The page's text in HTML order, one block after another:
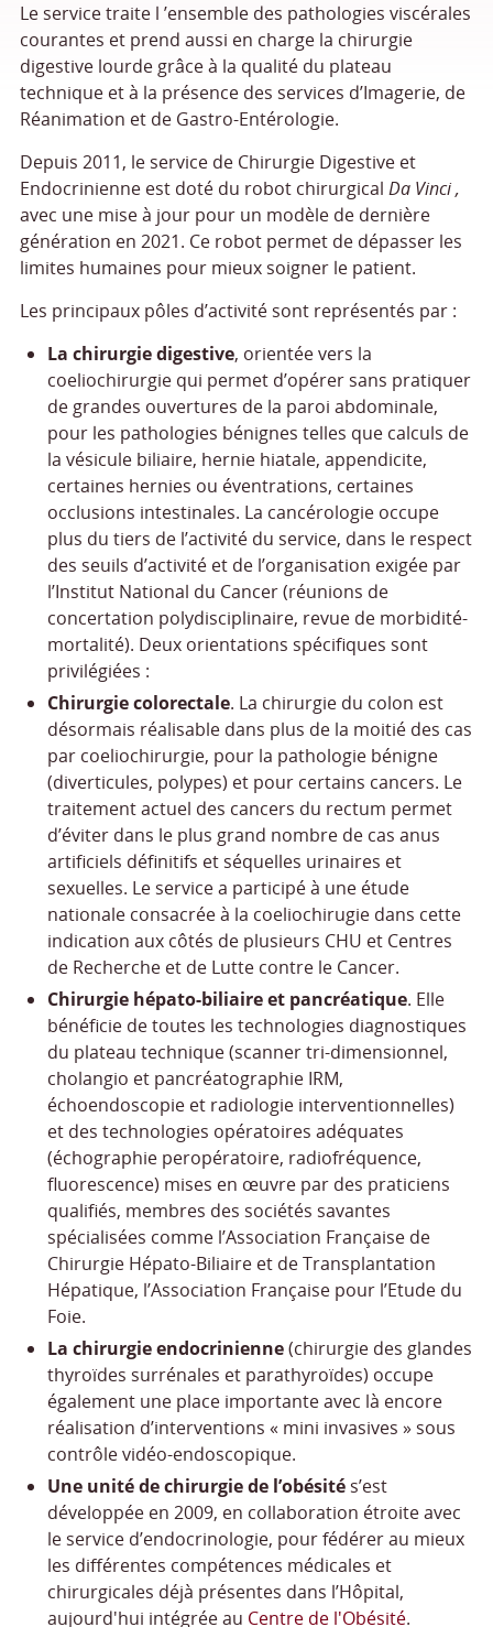
Le service traite l ’ensemble des pathologies viscérales
courantes et prend aussi en charge la chirurgie
digestive lourde grâce à la qualité du plateau
technique et à la présence des services d’Imagerie, de
Réanimation et de Gastro-Entérologie.
Depuis 2011, le service de Chirurgie Digestive et
Endocrinienne est doté du robot chirurgical Da Vinci ,
avec une mise à jour pour un modèle de dernière
génération en 2021. Ce robot permet de dépasser les
limites humaines pour mieux soigner le patient.
Les principaux pôles d’activité sont représentés par :
La chirurgie digestive, orientée vers la
coeliochirurgie qui permet d’opérer sans pratiquer
de grandes ouvertures de la paroi abdominale,
pour les pathologies bénignes telles que calculs de
la vésicule biliaire, hernie hiatale, appendicite,
certaines hernies ou éventrations, certaines
occlusions intestinales. La cancérologie occupe
plus du tiers de l’activité du service, dans le respect
des seuils d’activité et de l’organisation exigée par
l’Institut National du Cancer (réunions de
concertation polydisciplinaire, revue de morbidité-
mortalité). Deux orientations spécifiques sont
privilégiées :
Chirurgie colorectale. La chirurgie du colon est
désormais réalisable dans plus de la moitié des cas
par coeliochirurgie, pour la pathologie bénigne
(diverticules, polypes) et pour certains cancers. Le
traitement actuel des cancers du rectum permet
d’éviter dans le plus grand nombre de cas anus
artificiels définitifs et séquelles urinaires et
sexuelles. Le service a participé à une étude
nationale consacrée à la coeliochirugie dans cette
indication aux côtés de plusieurs CHU et Centres
de Recherche et de Lutte contre le Cancer.
Chirurgie hépato-biliaire et pancréatique. Elle
bénéficie de toutes les technologies diagnostiques
du plateau technique (scanner tri-dimensionnel,
cholangio et pancréatographie IRM,
échoendoscopie et radiologie interventionnelles)
et des technologies opératoires adéquates
(échographie peropératoire, radiofréquence,
fluorescence) mises en œuvre par des praticiens
qualifiés, membres des sociétés savantes
spécialisées comme l’Association Française de
Chirurgie Hépato-Biliaire et de Transplantation
Hépatique, l’Association Française pour l’Etude du
Foie.
La chirurgie endocrinienne(chirurgie des glandes
thyroïdes surrénales et parathyroïdes) occupe
également une place importante avec là encore
réalisation d’interventions « mini invasives » sous
contrôle vidéo-endoscopique.
Une unité de chirurgie de l’obésités’est
développée en 2009, en collaboration étroite avec
le service d’endocrinologie, pour fédérer au mieux
les différentes compétences médicales et
chirurgicales déjà présentes dans l’Hôpital,
aujourd'hui intégrée au Centre de l'Obésité.